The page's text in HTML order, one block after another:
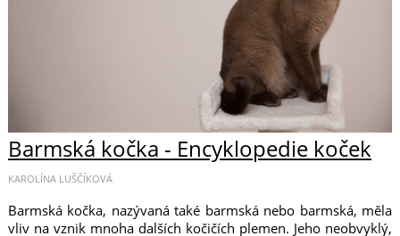
Barmská kočka - Encyklopedie koček
KAROLÍNA LUŠČÍKOVÁ
Barmská kočka, nazývaná také barmská nebo barmská, měla
vliv na vznik mnoha dalších kočičích plemen. Jeho neobvyklý,